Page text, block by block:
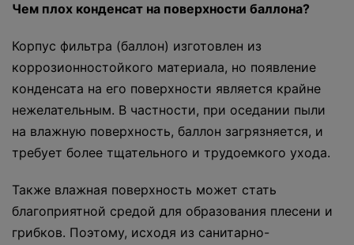
Чем плох конденсат на поверхности баллона?
Корпус фильтра (баллон) изготовлен из
коррозионностойкого материала, но появление
конденсата на его поверхности является крайне
нежелательным. В частности, при оседании пыли
на влажную поверхность, баллон загрязняется, и
требует более тщательного и трудоемкого ухода.
Также влажная поверхность может стать
благоприятной средой для образования плесени и
грибков. Поэтому, исходя из санитарно-